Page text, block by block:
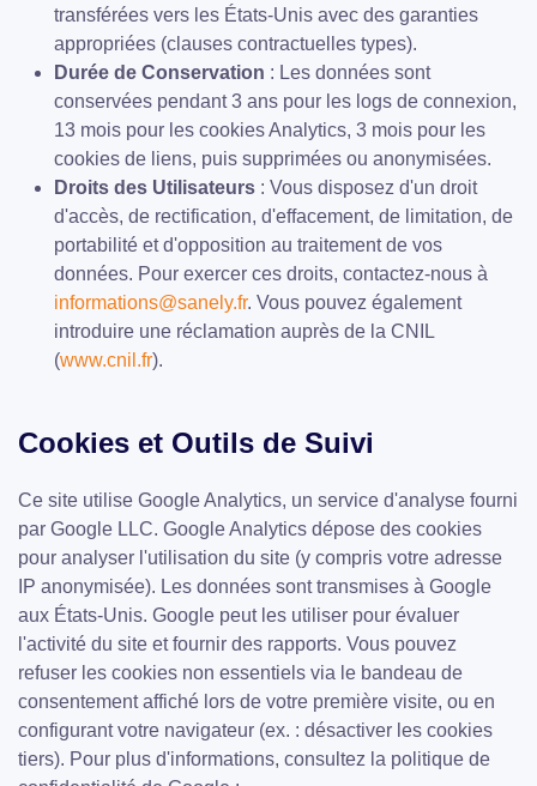
transférées vers les États-Unis avec des garanties
appropriées (clauses contractuelles types).
Durée de Conservation : Les données sont
conservées pendant 3 ans pour les logs de connexion,
13 mois pour les cookies Analytics, 3 mois pour les
cookies de liens, puis supprimées ou anonymisées.
Droits des Utilisateurs : Vous disposez d'un droit
d'accès, de rectification, d'effacement, de limitation, de
portabilité et d'opposition au traitement de vos
données. Pour exercer ces droits, contactez-nous à
informations@sanely.fr. Vous pouvez également
introduire une réclamation auprès de la CNIL
(www.cnil.fr).
Cookies et Outils de Suivi
Ce site utilise Google Analytics, un service d'analyse fourni
par Google LLC. Google Analytics dépose des cookies
pour analyser l'utilisation du site (y compris votre adresse
IP anonymisée). Les données sont transmises à Google
aux États-Unis. Google peut les utiliser pour évaluer
l'activité du site et fournir des rapports. Vous pouvez
refuser les cookies non essentiels via le bandeau de
consentement affiché lors de votre première visite, ou en
configurant votre navigateur (ex. : désactiver les cookies
tiers). Pour plus d'informations, consultez la politique de